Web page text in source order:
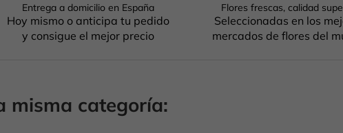
Entrega a domicilio en España
Hoy mismo o anticipa tu pedido
y consigue el mejor precio
Flores frescas, calidad
Seleccionadas en los
mercados de flores del
misma categoría: